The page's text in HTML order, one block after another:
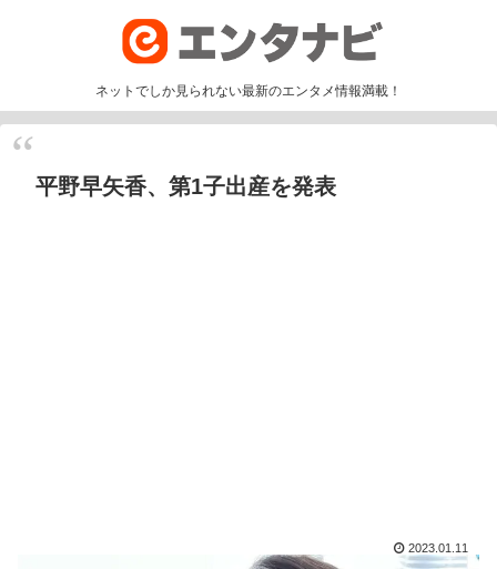
ネットでしか見られない最新のエンタメ情報満載！
平野早矢香、第1子出産を発表
2023.01.11